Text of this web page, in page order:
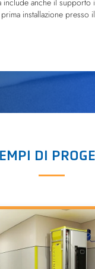
include anche il
installazione presso
DI